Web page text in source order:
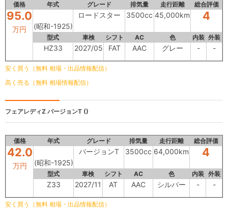
価格 年式 グレード 排気量 走行距離 総合評価
95.0
万円 (昭和-1925)
ロードスター 3500cc 45,000km 4
型式 車検 シフト AC 色 内装 外装
HZ33 2027/05 FAT AAC グレー - -
安く買う（無料 相場・出品情報配信）
高く売る（無料 相場情報配信）
フェアレディZ バージョンT ()
価格 年式 グレード 排気量 走行距離 総合評価
42.0
万円 (昭和-1925)
バージョンT 3500cc 64,000km 4
型式 車検 シフト AC 色 内装 外装
Z33 2027/11 AT AAC シルバー - -
安く買う（無料 相場・出品情報配信）